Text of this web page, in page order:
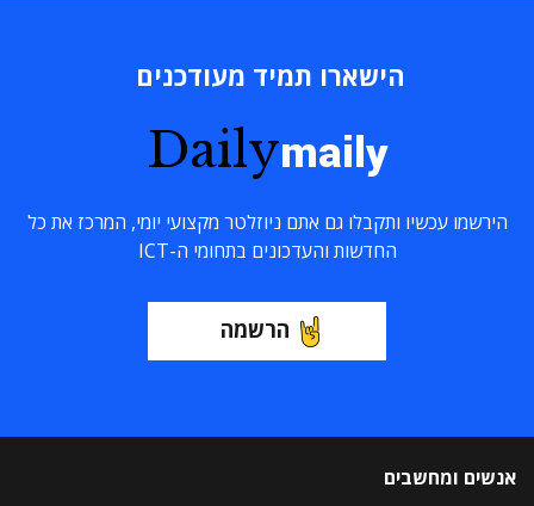
הישארו תמיד מעודכנים
Dailymaily
הירשמו עכשיו ותקבלו גם אתם ניוזלטר מקצועי יומי, המרכז את כל
החדשות והעדכונים בתחומי ה-ICT
הרשמה
אנשים ומחשבים